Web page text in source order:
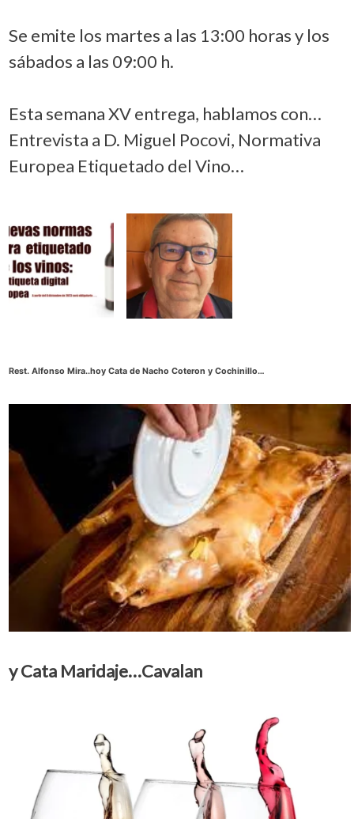
Se emite los martes a las 13:00 horas y los
sábados a las 09:00 h.
Esta semana XV entrega, hablamos con…
Entrevista a D. Miguel Pocovi, Normativa
Europea Etiquetado del Vino…
Rest. Alfonso Mira..hoy Cata de Nacho Coteron y Cochinillo…
y Cata Maridaje…Cavalan